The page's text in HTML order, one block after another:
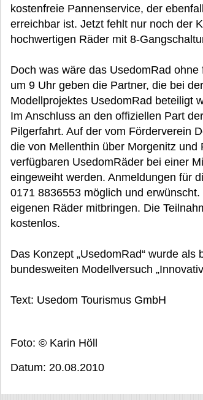
kostenfreie Pannenservice, der
erreichbar ist. Jetzt fehlt nur noch der
hochwertigen Räder mit 8-
Doch was wäre das UsedomRad
um 9 Uhr geben die Partner, die bei
Modellprojektes UsedomRad beteiligt
Im Anschluss an den offiziellen Part
Pilgerfahrt. Auf der vom Förderverein
die von Mellenthin über Morgenitz
verfügbaren UsedomRäder bei einer
eingeweiht werden. Anmeldungen für
0171 8836553 möglich und
eigenen Räder mitbringen. Die
kostenlos.
Das Konzept „UsedomRad“ wurde
bundesweiten Modellversuch
Text: Usedom Tourismus GmbH
Foto: © Karin Höll
Datum: 20.08.2010